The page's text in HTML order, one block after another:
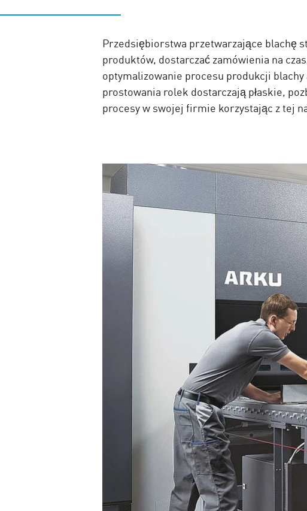
Przedsiębiorstwa przetwarzające blachę
produktów, dostarczać zamówienia na
optymalizowanie procesu produkcji
prostowania rolek dostarczają płaskie,
procesy w swojej firmie korzystając z tej